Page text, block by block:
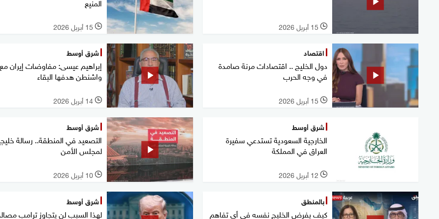
l 15 أبريل 2026 l 15 أبريل 2026
اقتصاد
دول الخليج .. اقتصادات مرنة صامدة
في وجه الحرب
l 15 أبريل 2026
شرق أوسط
إبراهيم عيسى: مفاوضات إيران مع
واشنطن هدفها البقاء
l 14 أبريل 2026
شرق أوسط
الخارجية السعودية تستدعي سفيرة
العراق في المملكة
l 12 أبريل 2026
شرق أوسط
التصعيد في المنطقة.. رسالة
لمجلس الأمن
l 10 أبريل 2026
بالمنطق
كيف يفرض الخليج نفسه في أي تفاهم
شرق أوسط
لهذا السبب لن يتجاوز ترامب